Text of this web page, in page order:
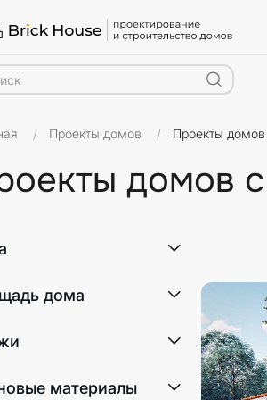
Проекты домов Проекты
домов
дома
материалы